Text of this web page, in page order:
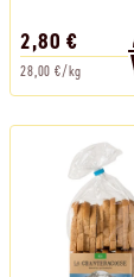
2,80 €
28,00 €/kg